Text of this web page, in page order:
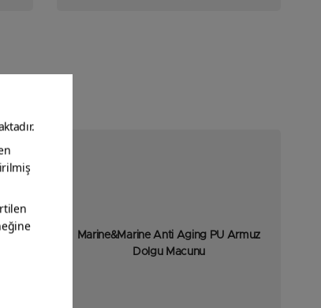
Marine&Marine Anti Aging PU Armuz
Dolgu Macunu